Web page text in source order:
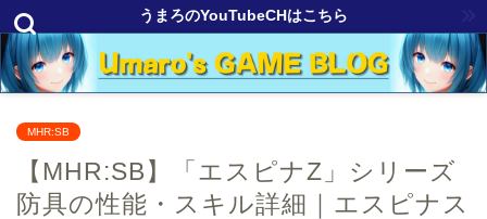
うまろのYouTubeCHはこちら
MHR:SB
【MHR:SB】「エスピナZ」シリーズ
防具の性能・スキル詳細｜エスピナス